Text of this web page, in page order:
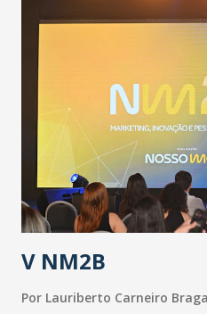
população suspeita e de
públicos e domiciliares. “Nós
epidemia comum, como
aumento de casos de dengue,
de uma epidemia com um
contaminação maior que
secretário. Segundo ele, é
contaminação alta, podendo
população e ao sistema de
estratificação do risco da
V NM2B
Por Lauriberto Carneiro Braga